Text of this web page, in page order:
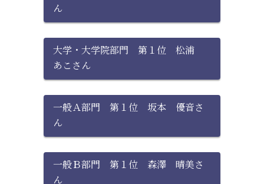
ん
大学・大学院部門 第１位 松浦
あこさん
一般Ａ部門 第１位 坂本 優音さ
ん
一般Ｂ部門 第１位 森澤 晴美さ
ん